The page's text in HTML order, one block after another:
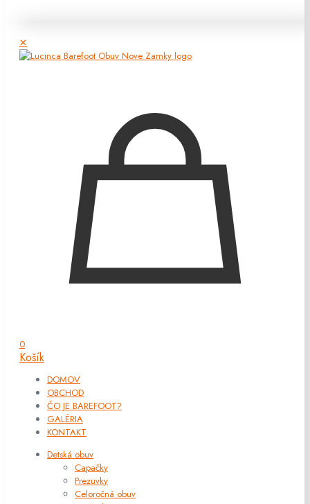
✕
0
Košík
DOMOV
OBCHOD
ČO JE BAREFOOT?
GALÉRIA
KONTAKT
Detská obuv
Capačky
Prezuvky
Celoročná obuv